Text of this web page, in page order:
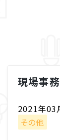
現場事
2021年03
その他